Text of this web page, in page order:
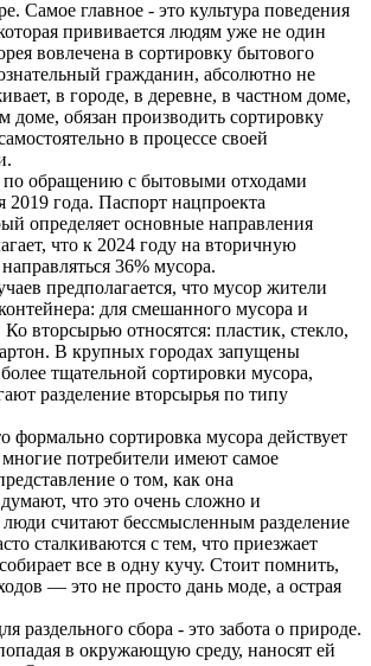
Самое главное - это культура поведения
прививается людям уже не один
вовлечена в сортировку бытового
гражданин, абсолютно не
в городе, в деревне, в частном доме,
доме, обязан производить сортировку
в процессе своей
обращению с бытовыми отходами
2019 года. Паспорт нацпроекта
определяет основные направления
что к 2024 году на вторичную
36% мусора.
предполагается, что мусор жители
для смешанного мусора и
вторсырью относятся: пластик, стекло,
В крупных городах запущены
тщательной сортировки мусора,
разделение вторсырья по типу
формально сортировка мусора действует
многие потребители имеют самое
о том, как она
что это очень сложно и
люди считают бессмысленным разделение
сталкиваются с тем, что приезжает
все в одну кучу. Стоит помнить,
— это не просто дань моде, а острая
раздельного сбора - это забота о природе.
в окружающую среду, наносят ей